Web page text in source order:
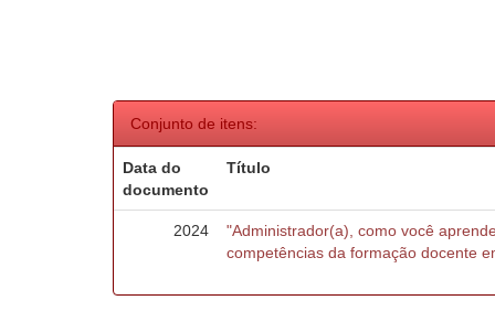
Conjunto de itens:
Data do
documento
Título
2024
"Administrador(a), como você
competências da formação docente